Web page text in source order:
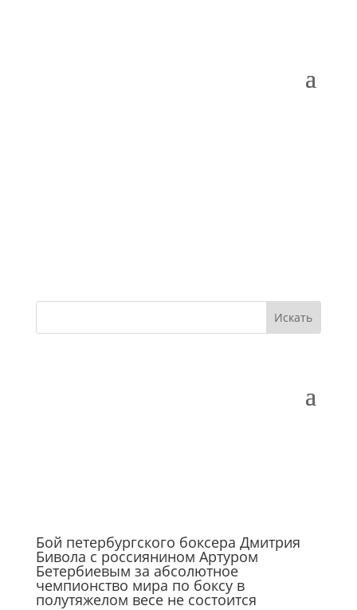
Бой петербургского боксера Дмитрия
Бивола с россиянином Артуром
Бетербиевым за абсолютное
чемпионство мира по боксу в
полутяжелом весе не состоится